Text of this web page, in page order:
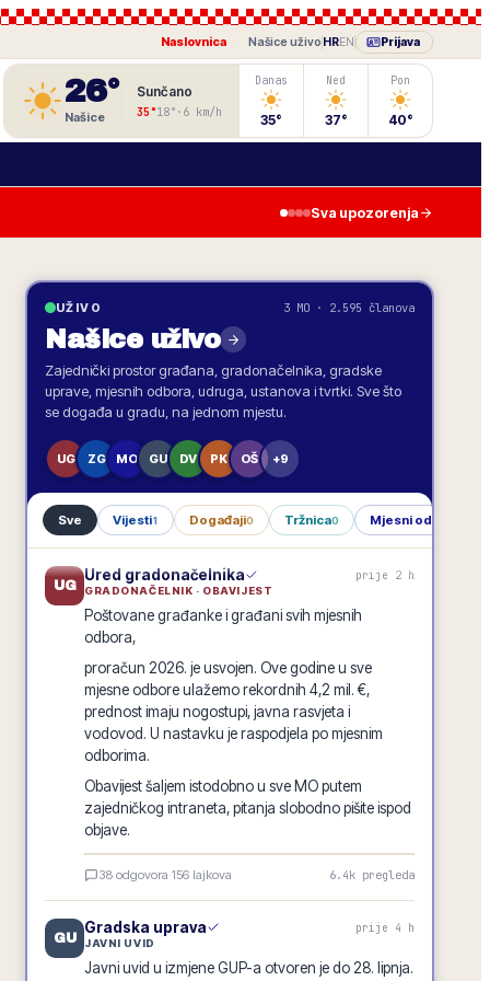
Naslovnica Našiceuživo HREN Prijava
26°
Našice
Sunčano
35°18° · 6 km/h
Danas
35°
Ned
37°
Pon
40°
Sva upozorenja
UŽIVO 3 MO · 2.595 članova
Našiceuživo
Zajednički prostor građana, gradonačelnika, gradske
uprave, mjesnih odbora, udruga, ustanova i tvrtki. Sve što
se događa u gradu, na jednom mjestu.
UG ZG MO GU DV PK OŠ +9
Sve Vijesti1 Događaji0 Tržnica0 Mjesni odbori
UG
Ured gradonačelnika prije 2 h
GRADONAČELNIK · OBAVIJEST
Poštovane građanke i građani svih mjesnih
odbora,
proračun 2026. je usvojen. Ove godine u sve
mjesne odbore ulažemo rekordnih 4,2 mil. €,
prednost imaju nogostupi, javna rasvjeta i
vodovod. U nastavku je raspodjela po mjesnim
odborima.
Obavijest šaljem istodobno u sve MO putem
zajedničkog intraneta, pitanja slobodno pišite ispod
objave.
GRADSKA OBAVIJEST
38 odgovora·156 lajkova 6.4k pregleda
GU
Gradska uprava prije 4 h
JAVNI UVID
Javni uvid u izmjene GUP-a otvoren je do 28. lipnja.